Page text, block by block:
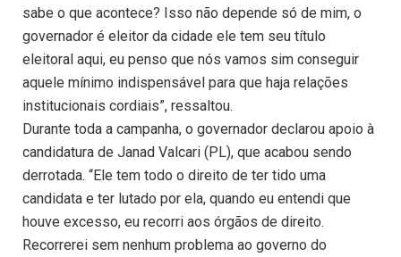
sabe o que acontece? Isso não depende só de mim, o
governador é eleitor da cidade ele tem seu título
eleitoral aqui, eu penso que nós vamos sim conseguir
aquele mínimo indispensável para que haja relações
institucionais cordiais”, ressaltou.
Durante toda a campanha, o governador declarou apoio à
candidatura de Janad Valcari (PL), que acabou sendo
derrotada. “Ele tem todo o direito de ter tido uma
candidata e ter lutado por ela, quando eu entendi que
houve excesso, eu recorri aos órgãos de direito.
Recorrerei sem nenhum problema ao governo do